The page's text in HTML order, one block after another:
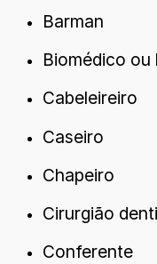
Barman
Biomédico ou
Cabeleireiro
Caseiro
Chapeiro
Cirurgião
Conferente